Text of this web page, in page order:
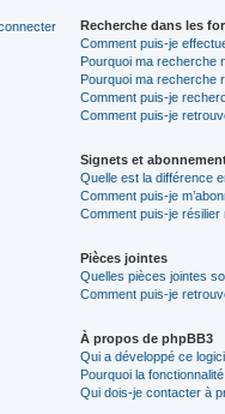
Recherche dans les
Comment puis-je
Pourquoi ma recherche
Pourquoi ma recherche
Comment puis-je
Comment puis-je
Signets et
Quelle est la différence
Comment puis-je
Comment puis-je
Pièces jointes
Quelles pièces jointes
Comment puis-je
À propos de phpBB3
Qui a développé ce
Pourquoi la
Qui dois-je contacter à